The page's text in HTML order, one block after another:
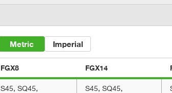
Metric Imperial
FGX8 FGX14
S45, SQ45,
S45, SQ45,